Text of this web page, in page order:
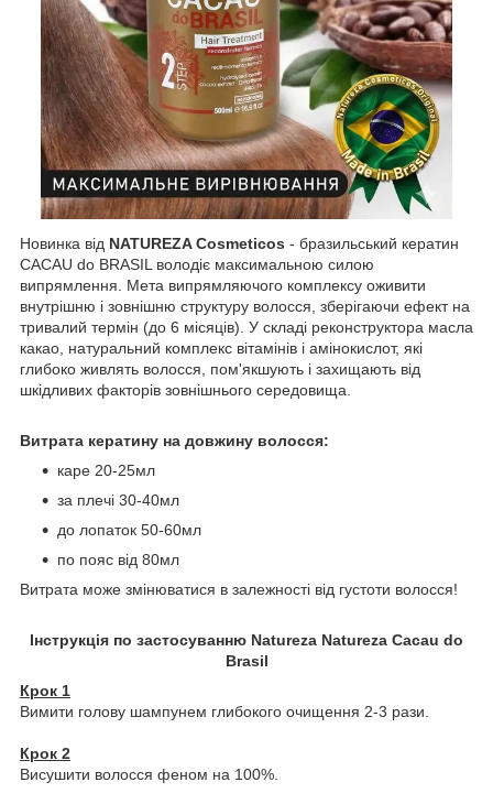
Новинка від NATUREZA Cosmeticos - бразильський кератин
CACAU do BRASIL володіє максимальною силою
випрямлення. Мета випрямляючого комплексу оживити
внутрішню і зовнішню структуру волосся, зберігаючи ефект на
тривалий термін (до 6 місяців). У складі реконструктора масла
какао, натуральний комплекс вітамінів і амінокислот, які
глибоко живлять волосся, пом'якшують і захищають від
шкідливих факторів зовнішнього середовища.
Витрата кератину на довжину волосся:
каре 20-25мл
за плечі 30-40мл
до лопаток 50-60мл
по пояс від 80мл
Витрата може змінюватися в залежності від густоти волосся!
Інструкція по застосуванню Natureza Natureza Cacau do
Brasil
Крок 1
Вимити голову шампунем глибокого очищення 2-3 рази.
Крок 2
Висушити волосся феном на 100%.